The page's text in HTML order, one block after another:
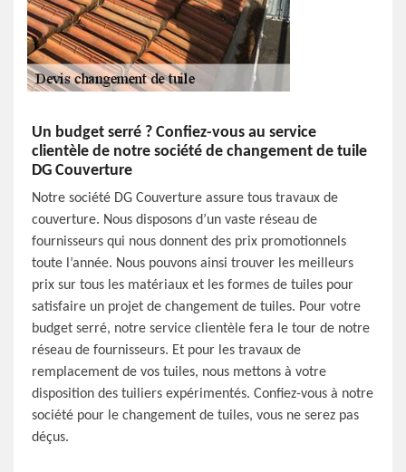
Un budget serré ? Confiez-vous au service
clientèle de notre société de changement de tuile
DG Couverture
Notre société DG Couverture assure tous travaux de
couverture. Nous disposons d’un vaste réseau de
fournisseurs qui nous donnent des prix promotionnels
toute l’année. Nous pouvons ainsi trouver les meilleurs
prix sur tous les matériaux et les formes de tuiles pour
satisfaire un projet de changement de tuiles. Pour votre
budget serré, notre service clientèle fera le tour de notre
réseau de fournisseurs. Et pour les travaux de
remplacement de vos tuiles, nous mettons à votre
disposition des tuiliers expérimentés. Confiez-vous à notre
société pour le changement de tuiles, vous ne serez pas
déçus.